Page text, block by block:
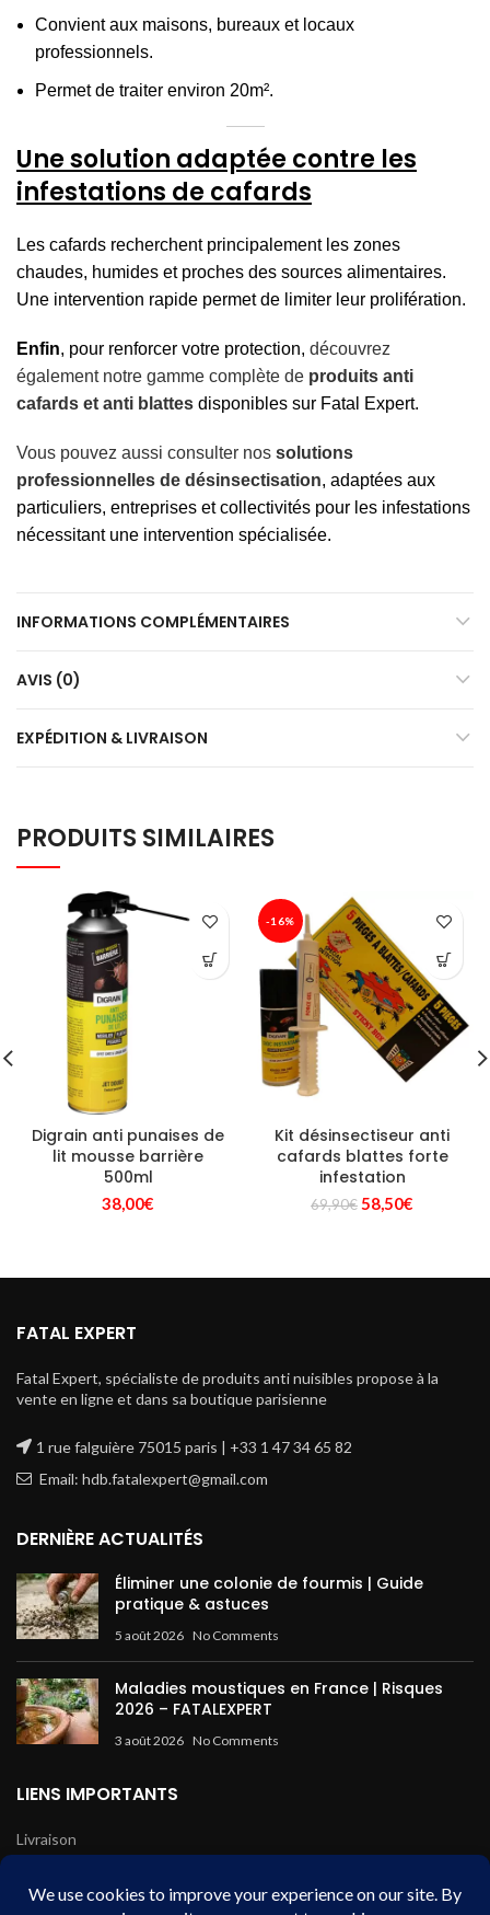
Convient aux maisons, bureaux et locaux
professionnels.
Permet de traiter environ 20m².
Une solution adaptée contre les
infestations de cafards
Les cafards recherchent principalement les zones
chaudes, humides et proches des sources alimentaires.
Une intervention rapide permet de limiter leur prolifération.
Enfin, pour renforcer votre protection, découvrez
également notre gamme complète de produits anti
cafards et anti blattes disponibles sur Fatal Expert.
Vous pouvez aussi consulter nos solutions
professionnelles de désinsectisation, adaptées aux
particuliers, entreprises et collectivités pour les infestations
nécessitant une intervention spécialisée.
INFORMATIONS COMPLÉMENTAIRES
AVIS (0)
EXPÉDITION & LIVRAISON
PRODUITS SIMILAIRES
Digrain anti punaises de
lit mousse barrière
500ml
38,00€
-16%
Kit désinsectiseur anti
cafards blattes forte
infestation
69,90€ Le
58,50€
FATAL EXPERT
Fatal Expert, spécialiste de produits anti nuisibles propose à la
vente en ligne et dans sa boutique parisienne
1 rue falguière 75015 paris | +33 1 47 34 65 82
Email: hdb.fatalexpert@gmail.com
DERNIÈRE ACTUALITÉS
Éliminer une colonie de fourmis | Guide
pratique & astuces
5 août 2026 No Comments
Maladies moustiques en France | Risques
2026 – FATALEXPERT
3 août 2026 No Comments
LIENS IMPORTANTS
Livraison